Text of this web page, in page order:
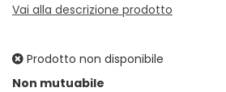
Vai alla descrizione prodotto
Prodotto non disponibile
Non mutuabile
Prezzo